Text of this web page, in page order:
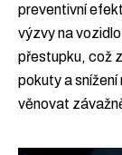
preventivní
výzvy na
přestupku, což
pokuty a snížení
věnovat